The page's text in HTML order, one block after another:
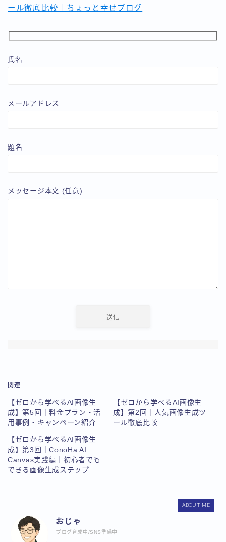
ール徹底比較｜ちょっと幸せブログ
氏名
メールアドレス
題名
メッセージ本文 (任意)
関連
【ゼロから学べるAI画像生
成】第5回｜料金プラン・活
用事例・キャンペーン紹介
【ゼロから学べるAI画像生
成】第2回｜人気画像生成ツ
ール徹底比較
【ゼロから学べるAI画像生
成】第3回｜ConoHa AI
Canvas実践編｜初心者でも
できる画像生成ステップ
ABOUT ME
おじゃ
ブログ育成中/SNS準備中